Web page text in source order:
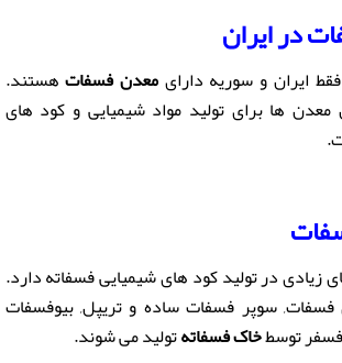
در ایران
ایران و سوریه دارایمعدن فسفاتهستند.
معدن ها برای تولید مواد شیمیایی و کود های
زیادی در تولید کود های شیمیایی فسفاته دارد.
سوپر فسفات ساده و تریپل, بیوفسفات
فسفر توسطخاک فسفاتهتولید می شوند.